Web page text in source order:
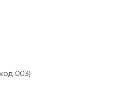
003)